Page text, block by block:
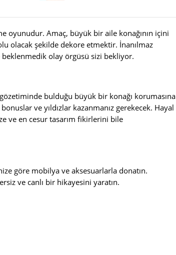
oyunudur. Amaç, büyük bir aile konağının içini
olacak şekilde dekore etmektir. İnanılmaz
beklenmedik olay örgüsü sizi bekliyor.
bulduğu büyük bir konağı korumasına
ve yıldızlar kazanmanız gerekecek. Hayal
ve en cesur tasarım fikirlerini bile
göre mobilya ve aksesuarlarla donatın.
ve canlı bir hikayesini yaratın.